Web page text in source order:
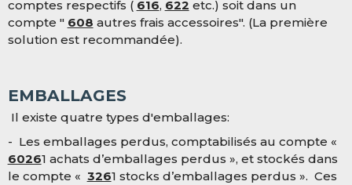
comptes respectifs ( 616, 622 etc.) soit dans un
compte " 608 autres frais accessoires". (La première
solution est recommandée).
EMBALLAGES
Il existe quatre types d'emballages:
- Les emballages perdus, comptabilisés au compte «
60261 achats d’emballages perdus », et stockés dans
le compte « 3261 stocks d’emballages perdus ». Ces